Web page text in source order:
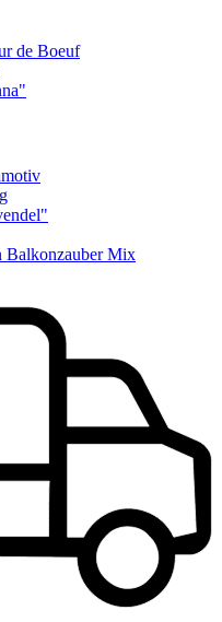
de Boeuf
Balkonzauber Mix